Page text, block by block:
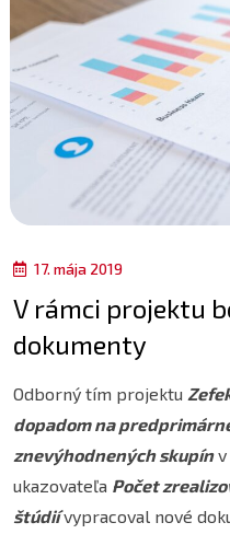
17. mája 2019
V rámci projektu
dokumenty
Odborný tím projektu
dopadom na
znevýhodnených skupín
ukazovateľa Počet
štúdií vypracoval nové